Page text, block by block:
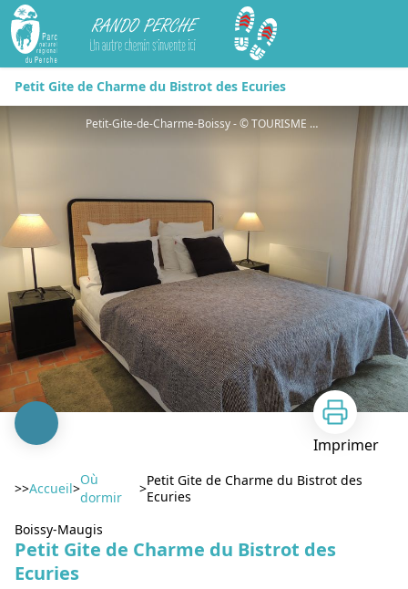
Rando Perche
Petit Gite de Charme du Bistrot des Ecuries
Petit-Gite-de-Charme-Boissy - © TOURISME 61
Imprimer
>>Accueil>
Où
dormir
>Petit Gite de Charme du Bistrot des
Ecuries
Boissy-Maugis
Petit Gite de Charme du Bistrot des
Ecuries